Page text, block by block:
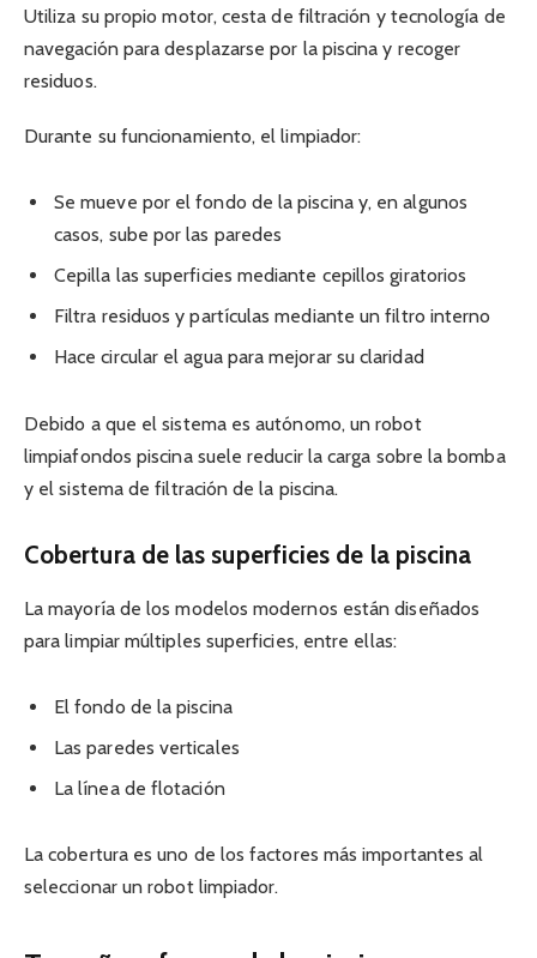
Utiliza su propio motor, cesta de filtración y tecnología de
navegación para desplazarse por la piscina y recoger
residuos.
Durante su funcionamiento, el limpiador:
Se mueve por el fondo de la piscina y, en algunos
casos, sube por las paredes
Cepilla las superficies mediante cepillos giratorios
Filtra residuos y partículas mediante un filtro interno
Hace circular el agua para mejorar su claridad
Debido a que el sistema es autónomo, un robot
limpiafondos piscina suele reducir la carga sobre la bomba
y el sistema de filtración de la piscina.
Cobertura de las superficies de la piscina
La mayoría de los modelos modernos están diseñados
para limpiar múltiples superficies, entre ellas:
El fondo de la piscina
Las paredes verticales
La línea de flotación
La cobertura es uno de los factores más importantes al
seleccionar un robot limpiador.